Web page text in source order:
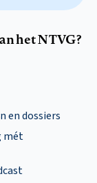
het NTVG?
en dossiers
mét